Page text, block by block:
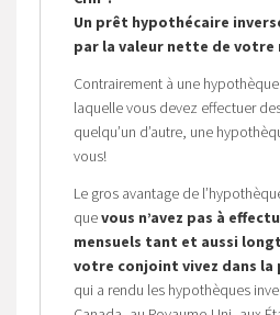
Un prêt hypothécaire
par la valeur nette de votre
Contrairement à une
laquelle vous devez effectuer
quelqu’un d’autre, une
vous!
Le gros avantage de
quevous n’avez pas à
mensuels tant et aussi
votre conjoint vivez dans
qui a rendu les hypothèques